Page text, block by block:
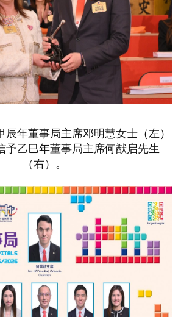
年董事局主席邓明慧女士（左）
予乙巳年董事局主席何猷启先生
（右）。